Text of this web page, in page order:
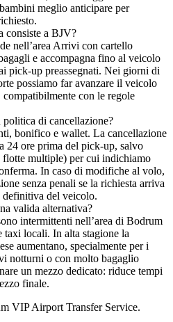
meglio anticipare per
consiste a BJV?
nell’area Arrivi con cartello
e accompagna fino al veicolo
pick-up preassegnati. Nei giorni di
possiamo far avanzare il veicolo
compatibilmente con le regole
politica di cancellazione?
bonifico e wallet. La cancellazione
24 ore prima del pick-up, salvo
multiple) per cui indichiamo
In caso di modifiche al volo,
senza penali se la richiesta arriva
definitiva del veicolo.
valida alternativa?
intermittenti nell’area di Bodrum
taxi locali. In alta stagione la
aumentano, specialmente per i
notturni o con molto bagaglio
un mezzo dedicato: riduce tempi
finale.
VIP Airport Transfer Service.